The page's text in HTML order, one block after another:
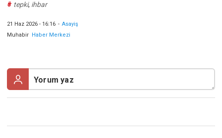
# tepki, ihbar
21 Haz 2026 - 16:16 - Asayiş
Muhabir
Haber Merkezi